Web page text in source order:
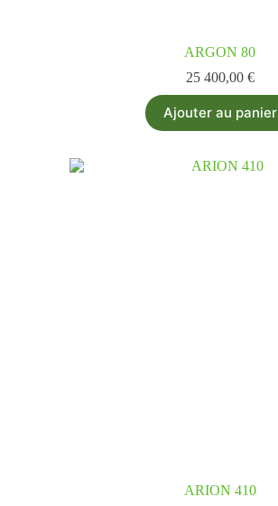
ARGON 80
25 400,00 €
Ajouter au panier
ARION 410